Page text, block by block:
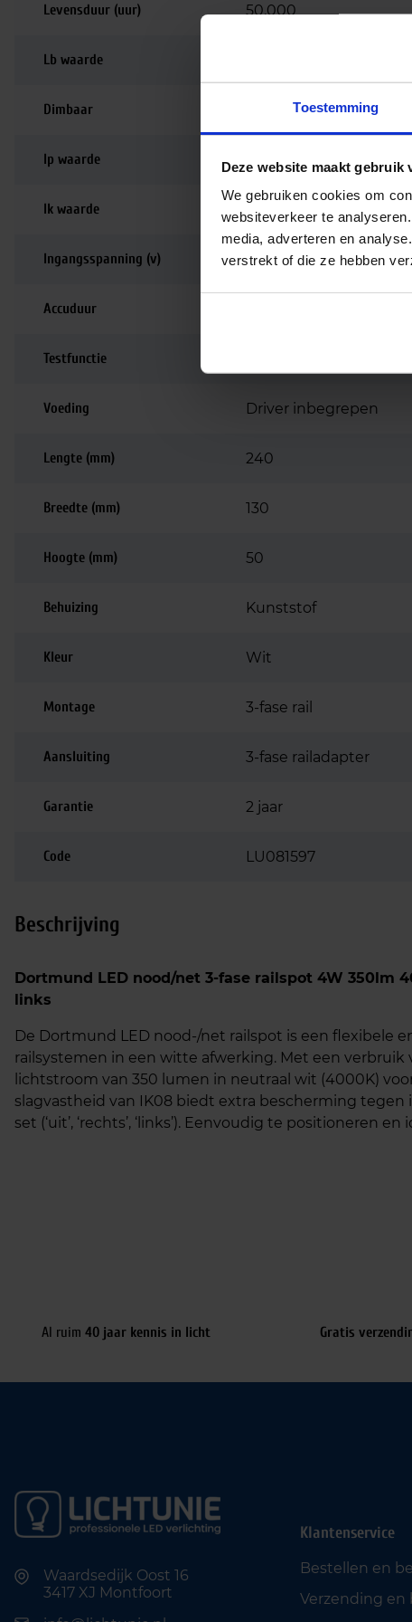
Toestemming
Deze website maakt gebruik
We gebruiken cookies om
websiteverkeer te
media, adverteren en
verstrekt of die ze hebben
Levensduur (uur) 50.000
Lb waarde
Dimbaar Niet dimbaar
Ip waarde IP65
Ik waarde IK08
Ingangsspanning (v) 220-240
Accuduur
Testfunctie
Voeding Driver inbegrepen
Lengte (mm) 240
Breedte (mm) 130
Hoogte (mm) 50
Behuizing Kunststof
Kleur Wit
Montage 3-fase rail
Aansluiting 3-fase railadapter
Garantie 2 jaar
Code LU081597
Beschrijving
Dortmund LED nood/net 3-fase railspot 4W
links
De Dortmund LED nood-/net railspot is een flexibele
railsystemen in een witte afwerking. Met een
lichtstroom van 350 lumen in neutraal wit (4000K)
slagvastheid van IK08 biedt extra bescherming
set (‘uit’, ‘rechts’, ‘links’). Eenvoudig te positioneren
Al ruim 40 jaar kennis in licht Gratis
Waardsedijk Oost 16
3417 XJ Montfoort
Klantenservice
Bestellen en
Verzending en